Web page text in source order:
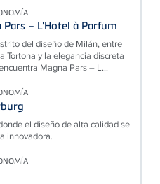
Pars – L'Hotel à Parfum
del diseño de Milán, entre
Tortona y la elegancia discreta
Magna Pars – L...
el diseño de alta calidad se
innovadora.